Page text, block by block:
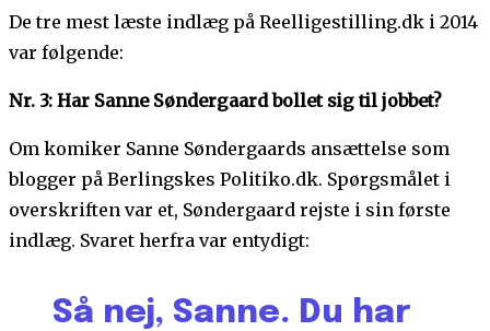
De tre mest læste indlæg på Reelligestilling.dk i 2014
var følgende:
Nr. 3: Har Sanne Søndergaard bollet sig til jobbet?
Om komiker Sanne Søndergaards ansættelse som
blogger på Berlingskes Politiko.dk. Spørgsmålet i
overskriften var et, Søndergaard rejste i sin første
indlæg. Svaret herfra var entydigt:
Så nej, Sanne. Du har